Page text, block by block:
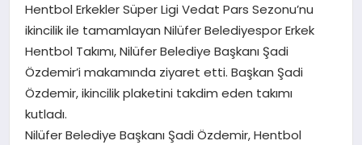
EĞITIM
EKONOMI
Hentbol Erkekler Süper Ligi Vedat Pars Sezonu’nu
ikincilik ile tamamlayan Nilüfer Belediyespor Erkek
Hentbol Takımı, Nilüfer Belediye Başkanı Şadi
Özdemir’i makamında ziyaret etti. Başkan Şadi
Özdemir, ikincilik plaketini takdim eden takımı
kutladı.
Nilüfer Belediye Başkanı Şadi Özdemir, Hentbol